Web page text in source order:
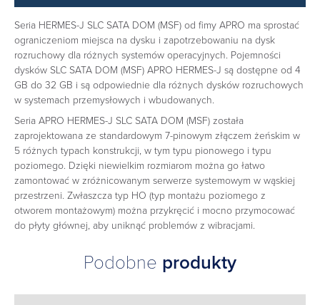
Seria HERMES-J SLC SATA DOM (MSF) od fimy APRO ma sprostać
ograniczeniom miejsca na dysku i zapotrzebowaniu na dysk
rozruchowy dla różnych systemów operacyjnych. Pojemności
dysków SLC SATA DOM (MSF) APRO HERMES-J są dostępne od 4
GB do 32 GB i są odpowiednie dla różnych dysków rozruchowych
w systemach przemysłowych i wbudowanych.
Seria APRO HERMES-J SLC SATA DOM (MSF) została
zaprojektowana ze standardowym 7-pinowym złączem żeńskim w
5 różnych typach konstrukcji, w tym typu pionowego i typu
poziomego. Dzięki niewielkim rozmiarom można go łatwo
zamontować w zróżnicowanym serwerze systemowym w wąskiej
przestrzeni. Zwłaszcza typ HO (typ montażu poziomego z
otworem montażowym) można przykręcić i mocno przymocować
do płyty głównej, aby uniknąć problemów z wibracjami.
Podobne produkty